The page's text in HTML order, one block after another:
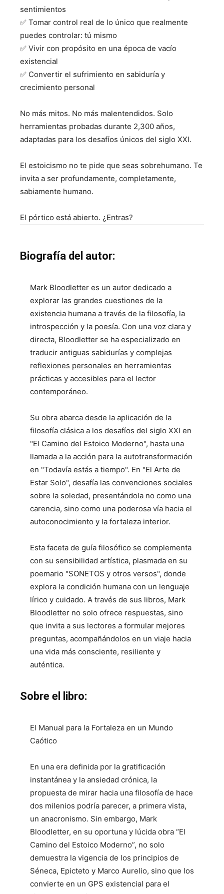
sentimientos
✅ Tomar control real de lo único que realmente
puedes controlar: tú mismo
✅ Vivir con propósito en una época de vacío
existencial
✅ Convertir el sufrimiento en sabiduría y
crecimiento personal
No más mitos. No más malentendidos. Solo
herramientas probadas durante 2,300 años,
adaptadas para los desafíos únicos del siglo XXI.
El estoicismo no te pide que seas sobrehumano. Te
invita a ser profundamente, completamente,
sabiamente humano.
El pórtico está abierto. ¿Entras?
Biografía del autor:
Mark Bloodletter es un autor dedicado a
explorar las grandes cuestiones de la
existencia humana a través de la filosofía, la
introspección y la poesía. Con una voz clara y
directa, Bloodletter se ha especializado en
traducir antiguas sabidurías y complejas
reflexiones personales en herramientas
prácticas y accesibles para el lector
contemporáneo.
Su obra abarca desde la aplicación de la
filosofía clásica a los desafíos del siglo XXI en
"El Camino del Estoico Moderno", hasta una
llamada a la acción para la autotransformación
en "Todavía estás a tiempo". En "El Arte de
Estar Solo", desafía las convenciones sociales
sobre la soledad, presentándola no como una
carencia, sino como una poderosa vía hacia el
autoconocimiento y la fortaleza interior.
Esta faceta de guía filosófico se complementa
con su sensibilidad artística, plasmada en su
poemario "SONETOS y otros versos", donde
explora la condición humana con un lenguaje
lírico y cuidado. A través de sus libros, Mark
Bloodletter no solo ofrece respuestas, sino
que invita a sus lectores a formular mejores
preguntas, acompañándolos en un viaje hacia
una vida más consciente, resiliente y
auténtica.
Sobre el libro:
El Manual para la Fortaleza en un Mundo
Caótico
En una era definida por la gratificación
instantánea y la ansiedad crónica, la
propuesta de mirar hacia una filosofía de hace
dos milenios podría parecer, a primera vista,
un anacronismo. Sin embargo, Mark
Bloodletter, en su oportuna y lúcida obra “El
Camino del Estoico Moderno”, no solo
demuestra la vigencia de los principios de
Séneca, Epicteto y Marco Aurelio, sino que los
convierte en un GPS existencial para el